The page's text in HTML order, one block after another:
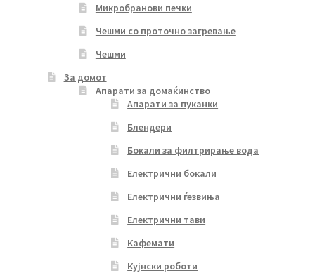
Микробранови печки
Чешми со проточно загревање
Чешми
За домот
Апарати за домаќинство
Апарати за пуканки
Блендери
Бокали за филтрирање вода
Електрични бокали
Електрични ѓезвиња
Електрични тави
Кафемати
Кујнски роботи